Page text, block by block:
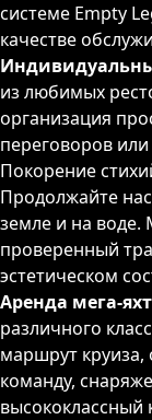
системе Empty
качестве
из любимых
организация
переговоров
Покорение
Продолжайте
земле и на воде.
проверенный
эстетическом
Аренда мега-
различного
маршрут
команду,
высококлассный